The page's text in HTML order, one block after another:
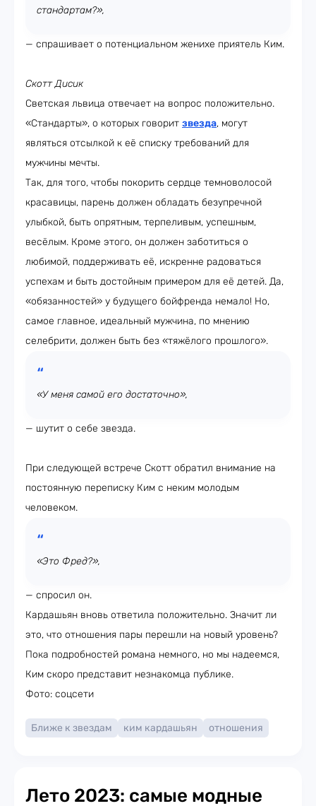
стандартам?»,
— спрашивает о потенциальном женихе приятель Ким.
Скотт Дисик
Светская львица отвечает на вопрос положительно.
«Стандарты», о которых говорит звезда, могут
являться отсылкой к её списку требований для
мужчины мечты.
Так, для того, чтобы покорить сердце темноволосой
красавицы, парень должен обладать безупречной
улыбкой, быть опрятным, терпеливым, успешным,
весёлым. Кроме этого, он должен заботиться о
любимой, поддерживать её, искренне радоваться
успехам и быть достойным примером для её детей. Да,
«обязанностей» у будущего бойфренда немало! Но,
самое главное, идеальный мужчина, по мнению
селебрити, должен быть без «тяжёлого прошлого».
«У меня самой его достаточно»,
— шутит о себе звезда.
При следующей встрече Скотт обратил внимание на
постоянную переписку Ким с неким молодым
человеком.
«Это Фред?»,
— спросил он.
Кардашьян вновь ответила положительно. Значит ли
это, что отношения пары перешли на новый уровень?
Пока подробностей романа немного, но мы надеемся,
Ким скоро представит незнакомца публике.
Фото: соцсети
Ближе к звездам ким кардашьян отношения
Лето 2023: самые модные